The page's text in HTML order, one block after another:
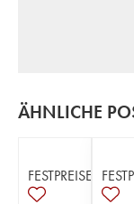
ÄHNLICHE
FESTPREISE